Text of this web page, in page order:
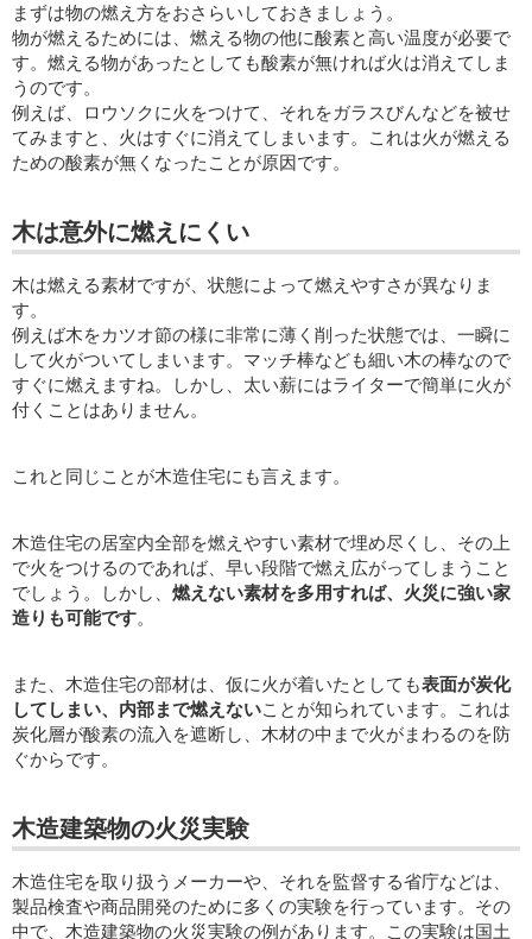
まずは物の燃え方をおさらいしておきましょう。
物が燃えるためには、燃える物の他に酸素と高い温度が必要で
す。燃える物があったとしても酸素が無ければ火は消えてしま
うのです。
例えば、ロウソクに火をつけて、それをガラスびんなどを被せ
てみますと、火はすぐに消えてしまいます。これは火が燃える
ための酸素が無くなったことが原因です。
木は意外に燃えにくい
木は燃える素材ですが、状態によって燃えやすさが異なりま
す。
例えば木をカツオ節の様に非常に薄く削った状態では、一瞬に
して火がついてしまいます。マッチ棒なども細い木の棒なので
すぐに燃えますね。しかし、太い薪にはライターで簡単に火が
付くことはありません。
これと同じことが木造住宅にも言えます。
木造住宅の居室内全部を燃えやすい素材で埋め尽くし、その上
で火をつけるのであれば、早い段階で燃え広がってしまうこと
でしょう。しかし、 燃えない素材を多用すれば、火災に強い家
造りも可能です。
また、木造住宅の部材は、仮に火が着いたとしても表面が炭化
してしまい、内部まで燃えないことが知られています。これは
炭化層が酸素の流入を遮断し、木材の中まで火がまわるのを防
ぐからです。
木造建築物の火災実験
木造住宅を取り扱うメーカーや、それを監督する省庁などは、
製品検査や商品開発のために多くの実験を行っています。その
中で、木造建築物の火災実験の例があります。この実験は国土